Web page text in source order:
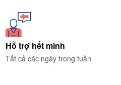
Hỗ trợ hết mình
Tất cả các ngày trong tuần